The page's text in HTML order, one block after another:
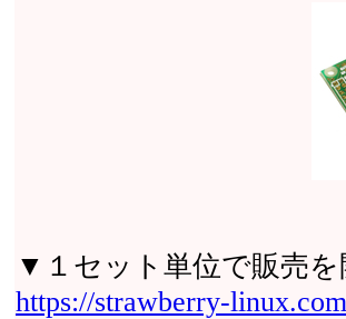
▼１セット単位で販売
https://strawberry-